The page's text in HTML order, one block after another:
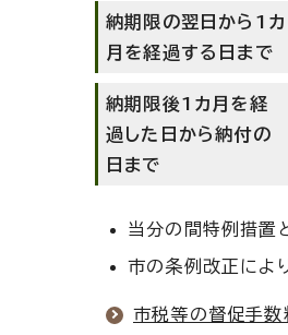
納期限の翌日から1カ
月を経過する日まで
納期限後1カ月を経
過した日から納付の
日まで
当分の間特例措置
市の条例改正によ
市税等の督促手数